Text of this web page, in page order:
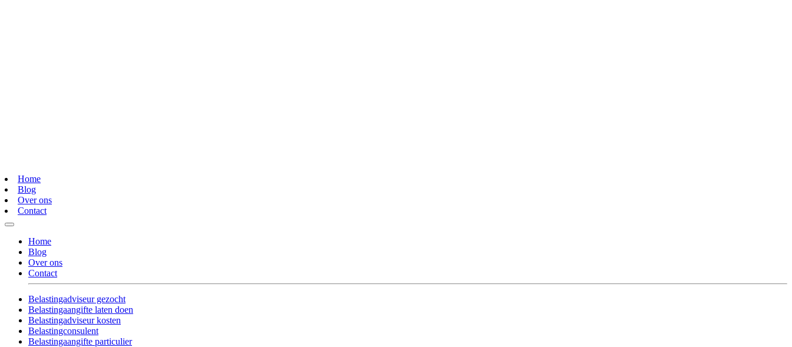
Home
Blog
Over ons
Contact
Home
Blog
Over ons
Contact
Belastingadviseur gezocht
Belastingaangifte laten doen
Belastingadviseur kosten
Belastingconsulent
Belastingaangifte particulier